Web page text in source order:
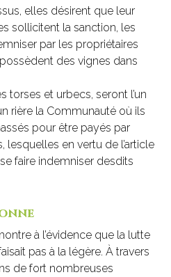
elles désirent que leur
sollicitent la sanction, les
par les propriétaires
des vignes dans
torses et urbecs, seront l’un
rière la Communauté où ils
pour être payés par
lesquelles en vertu de l’article
faire indemniser desdits
à l’évidence que la lutte
pas à la légère. À travers
de fort nombreuses